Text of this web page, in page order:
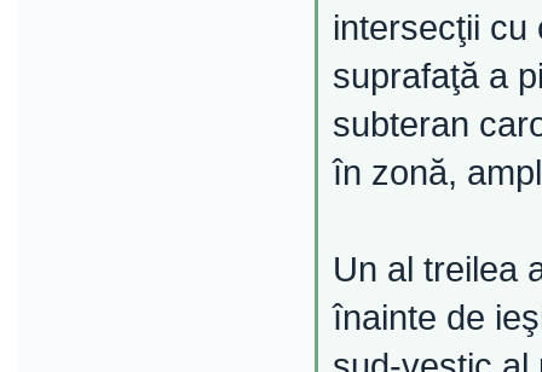
intersecţii cu
suprafaţă a
subteran
în zonă,
Un al treilea
înainte de